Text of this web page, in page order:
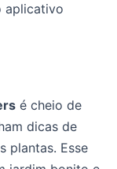
aplicativo
é cheio de
dicas de
plantas. Esse